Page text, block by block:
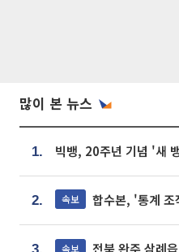
많이 본 뉴스
1.
2. 속보 합수본, '통계 조작' 서울
속보